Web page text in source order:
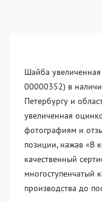
Шайба
00000352) в
Петербургу и
увеличенная
фотографиям и
позиции, нажав «В
качественный
многоступенчатый
производства до